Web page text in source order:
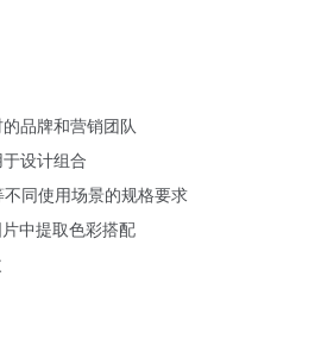
品牌和营销团队
设计组合
同使用场景的规格要求
中提取色彩搭配